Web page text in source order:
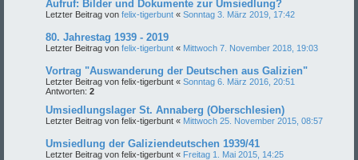
Aufruf: Bilder und Dokumente zur Umsiedlung?
Letzter Beitrag von felix-tigerbunt « Sonntag 3. März 2019, 17:42
80. Jahrestag 1939 - 2019
Letzter Beitrag von felix-tigerbunt « Mittwoch 7. November 2018, 19:03
Vortrag "Auswanderung der Deutschen aus Galizien"
Letzter Beitrag von felix-tigerbunt « Sonntag 6. März 2016, 20:51
Antworten: 2
Umsiedlungslager St. Annaberg (Oberschlesien)
Letzter Beitrag von felix-tigerbunt « Mittwoch 25. November 2015, 08:57
Umsiedlung der Galiziendeutschen 1939/41
Letzter Beitrag von felix-tigerbunt « Freitag 1. Mai 2015, 14:25